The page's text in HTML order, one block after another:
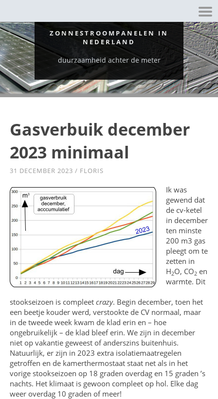
ZONNESTROOMPANELEN IN
NEDERLAND
duurzaamheid achter de meter
Gasverbuik december
2023 minimaal
31 DECEMBER 2023 / FLORIS
Ik was
gewend dat
de cv-ketel
in december
ten minste
200 m3 gas
pleegt om te
zetten in
H2O, CO2 en
warmte. Dit
stookseizoen is compleet crazy. Begin december, toen het
een beetje kouder werd, verstookte de CV normaal, maar
in de tweede week kwam de klad erin en – hoe
ongebruikelijk – de klad bleef erin. We zijn in december
niet op vakantie geweest of anderszins buitenhuis.
Natuurlijk, er zijn in 2023 extra isolatiemaatregelen
getroffen en de kamerthermostaat staat net als in het
vorige stookseizoen op 18 graden overdag en 15 graden ’s
nachts. Het klimaat is gewoon compleet op hol. Elke dag
weer overdag 10 graden of meer!